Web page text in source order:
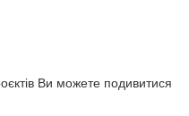
Ви можете подивитися